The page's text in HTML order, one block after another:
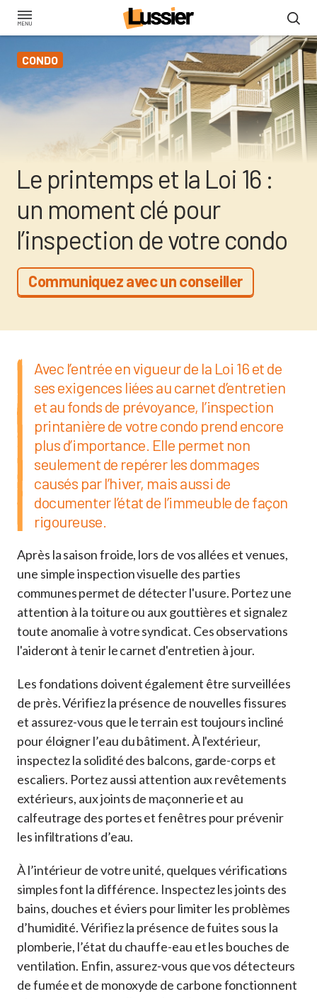
Aller
principal
CONDO
Le printemps et la Loi 16 :
un moment clé pour
l’inspection de votre condo
Communiquez avec un conseiller
Avec l’entrée en vigueur de la Loi 16 et de
ses exigences liées au carnet d’entretien
et au fonds de prévoyance, l’inspection
printanière de votre condo prend encore
plus d’importance. Elle permet non
seulement de repérer les dommages
causés par l’hiver, mais aussi de
documenter l’état de l’immeuble de façon
rigoureuse.
Après la saison froide, lors de vos allées et venues,
une simple inspection visuelle des parties
communes permet de détecter l'usure. Portez une
attention à la toiture ou aux gouttières et signalez
toute anomalie à votre syndicat. Ces observations
l'aideront à tenir le carnet d'entretien à jour.
Les fondations doivent également être surveillées
de près. Vérifiez la présence de nouvelles fissures
et assurez-vous que le terrain est toujours incliné
pour éloigner l’eau du bâtiment. À l'extérieur,
inspectez la solidité des balcons, garde-corps et
escaliers. Portez aussi attention aux revêtements
extérieurs, aux joints de maçonnerie et au
calfeutrage des portes et fenêtres pour prévenir
les infiltrations d’eau.
À l’intérieur de votre unité, quelques vérifications
simples font la différence. Inspectez les joints des
bains, douches et éviers pour limiter les problèmes
d’humidité. Vérifiez la présence de fuites sous la
plomberie, l’état du chauffe-eau et les bouches de
ventilation. Enfin, assurez-vous que vos détecteurs
de fumée et de monoxyde de carbone fonctionnent